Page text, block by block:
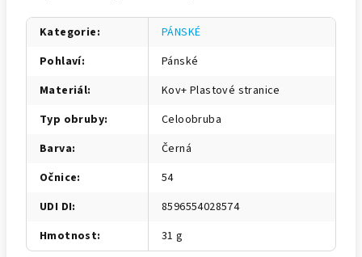
Kategorie:
PÁNSKÉ
Pohlaví:
Pánské
Materiál:
Kov+ Plastové stranice
Typ obruby:
Celoobruba
Barva:
Černá
Očnice:
54
UDI DI:
8596554028574
Hmotnost: 31 g